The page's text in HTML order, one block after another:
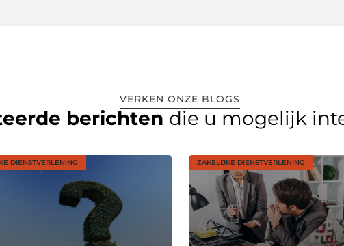
VERKEN ONZE BLOGS
berichten die u mogelijk
DIENSTVERLENING ZAKELIJKE DIENSTVERLENING